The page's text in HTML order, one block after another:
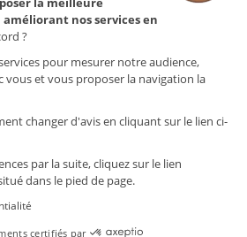
nos services en
?
pour mesurer notre audience,
vous et vous proposer la navigation la
changer d'avis en cliquant sur le lien ci-
par la suite, cliquez sur le lien
dans le pied de page.
certifiés par
ACTUALITÉS
CONTACT
ESPACE PRO
Mentions légales
de confidentialité